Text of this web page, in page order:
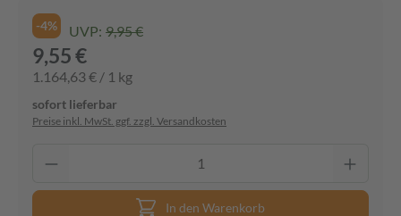
-4% UVP: 9,95 €
9,55 €
1.164,63 € / 1 kg
sofort lieferbar
Preise inkl. MwSt. ggf. zzgl. Versandkosten
In den Warenkorb